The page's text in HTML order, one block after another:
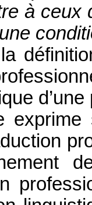
à
exprime